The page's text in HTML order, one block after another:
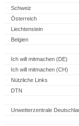
Schweiz
Österreich
Liechtenstein
Belgien
Ich will mitmachen (DE)
Ich will mitmachen (CH)
Nützliche Links
DTN
Unwetterzentrale